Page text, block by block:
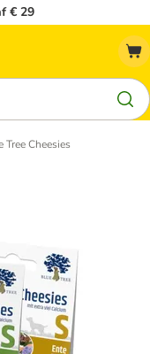
€ 29
Tree Cheesies